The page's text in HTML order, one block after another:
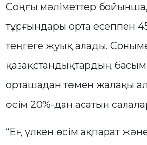
Соңғы мәліметтер
тұрғындары орта есеппен
теңгеге жуық алады.
қазақстандықтардың басым
орташадан төмен жалақы
өсім 20%-дан асатын
“Ең үлкен өсім ақпарат